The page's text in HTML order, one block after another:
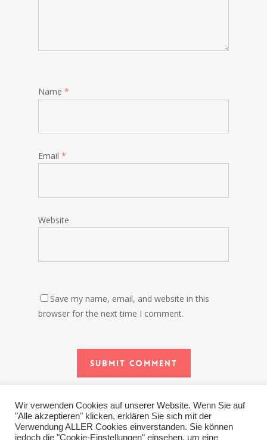
Name *
Email *
Website
Save my name, email, and website in this
browser for the next time I comment.
Wir verwenden Cookies auf unserer Website. Wenn Sie auf
"Alle akzeptieren" klicken, erklären Sie sich mit der
Verwendung ALLER Cookies einverstanden. Sie können
jedoch die "Cookie-Einstellungen" einsehen, um eine